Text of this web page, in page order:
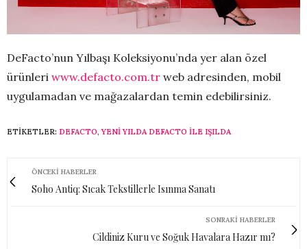
DeFacto’nun Yılbaşı Koleksiyonu’nda yer alan özel
ürünleri www.defacto.com.tr web adresinden, mobil
uygulamadan ve mağazalardan temin edebilirsiniz.
ETIKETLER: DEFACTO,YENI YILDA DEFACTO ILE IŞILDA
ÖNCEKI HABERLER
Soho Antiq: Sıcak Tekstillerle Isınma Sanatı
SONRAKI HABERLER
Cildiniz Kuru ve Soğuk Havalara Hazır mı?